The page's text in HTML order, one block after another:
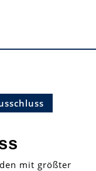
mit größter